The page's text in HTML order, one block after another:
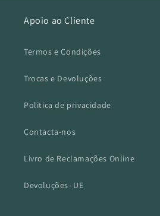
Apoio ao Cliente
Termos e Condições
Trocas e Devoluções
Politica de privacidade
Contacta-nos
Livro de Reclamações Online
Devoluções- UE